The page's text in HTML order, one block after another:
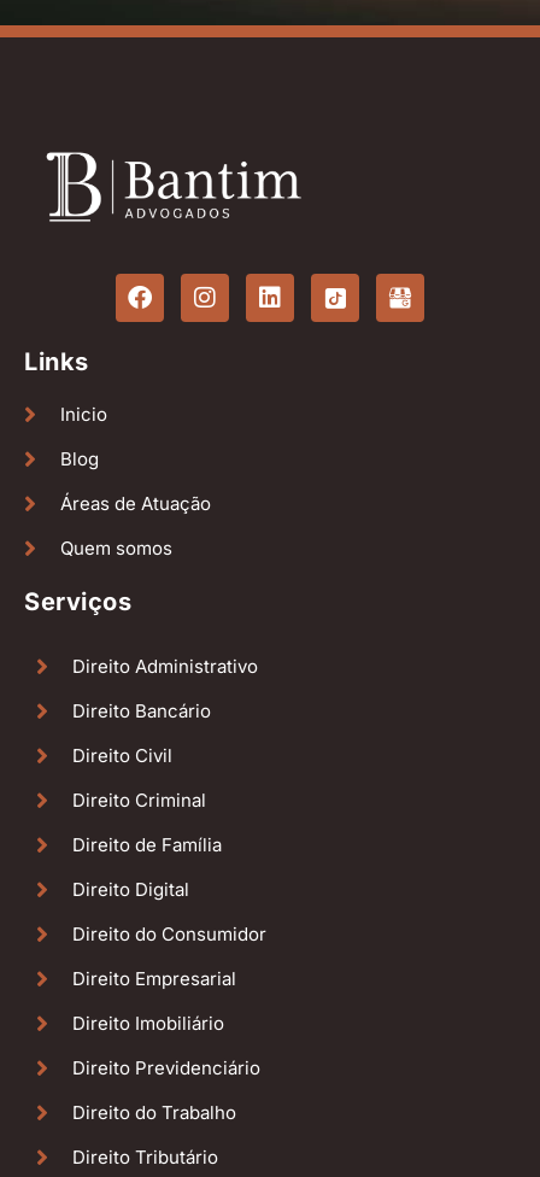
Links
Inicio
Blog
Áreas de Atuação
Quem somos
Serviços
Direito Administrativo
Direito Bancário
Direito Civil
Direito Criminal
Direito de Família
Direito Digital
Direito do Consumidor
Direito Empresarial
Direito Imobiliário
Direito Previdenciário
Direito do Trabalho
Direito Tributário